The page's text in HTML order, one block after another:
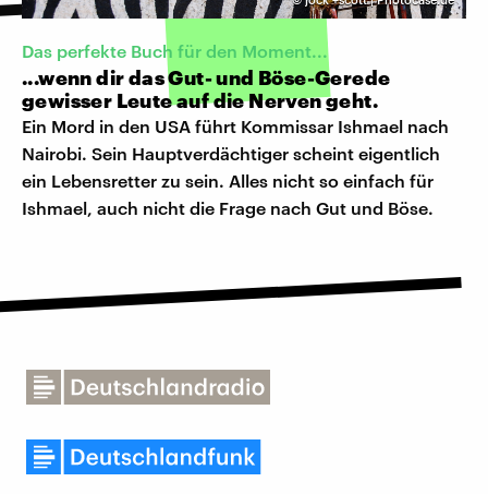
Das perfekte Buch für den Moment...
...wenn dir das Gut- und Böse-Gerede
gewisser Leute auf die Nerven geht.
Ein Mord in den USA führt Kommissar Ishmael nach
Nairobi. Sein Hauptverdächtiger scheint eigentlich
ein Lebensretter zu sein. Alles nicht so einfach für
Ishmael, auch nicht die Frage nach Gut und Böse.